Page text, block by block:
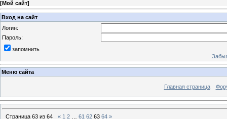
[Мой сайт]
Вход на сайт
Логин:
Пароль:
запомнить
Меню сайта
Главная страница
Страница 63 из 64 « 1 2 61 62 63 64 »